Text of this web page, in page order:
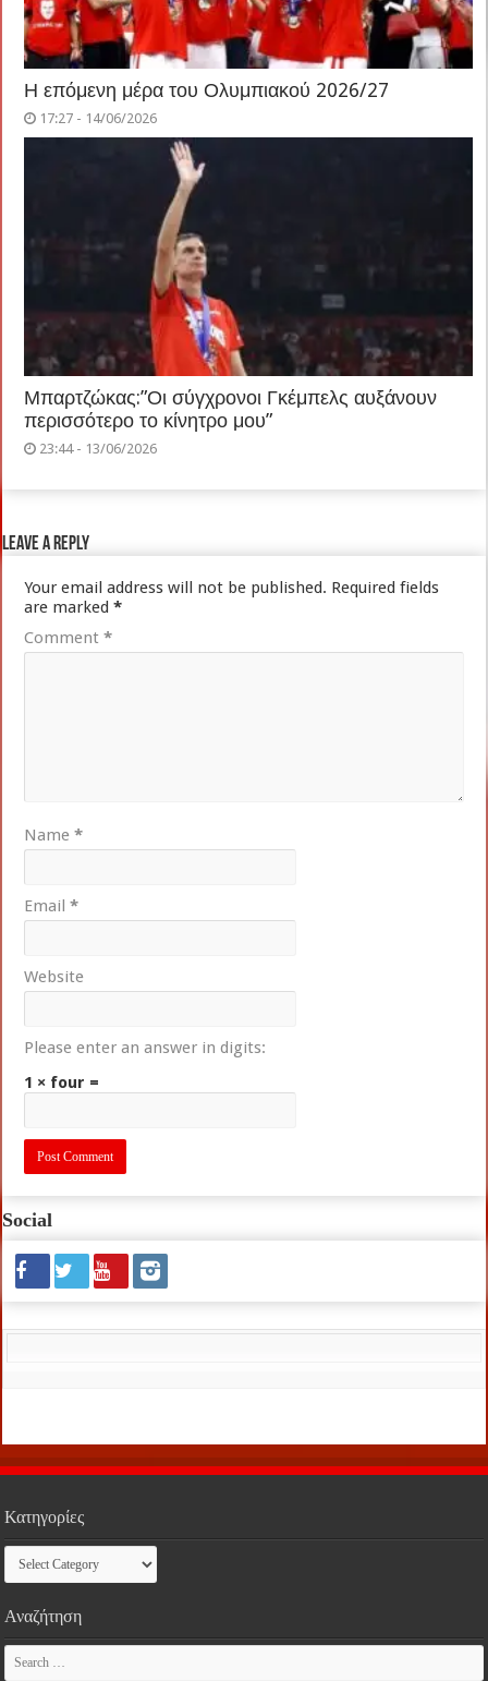
Η επόμενη μέρα του Ολυμπιακού 2026/27
17:27 - 14/06/2026
Μπαρτζώκας:”Οι σύγχρονοι Γκέμπελς αυξάνουν
περισσότερο το κίνητρο μου”
23:44 - 13/06/2026
Leave a Reply
Your email address will not be published. Required fields
are marked*
Comment*
Name*
Email*
Website
Please enter an answer in digits:
1 × four =
Social
Κατηγορίες
Κατηγορίες
Αναζήτηση